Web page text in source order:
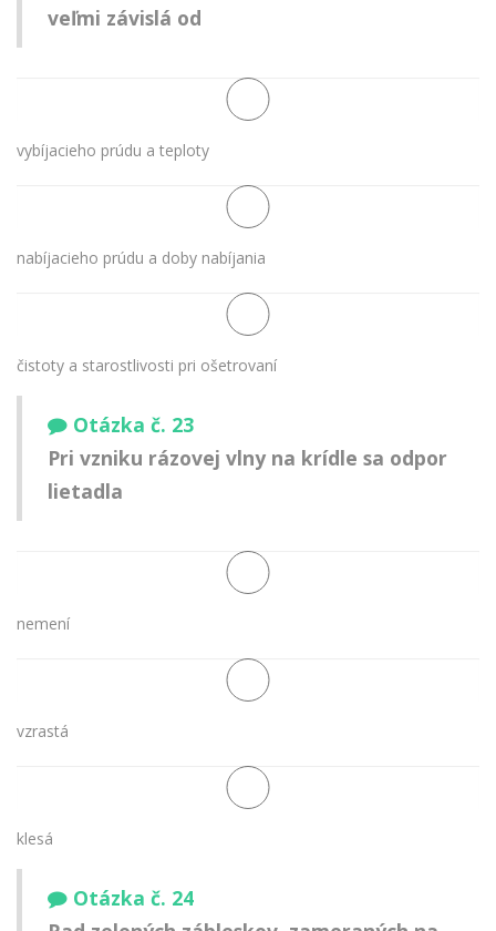
veľmi závislá od
vybíjacieho prúdu a teploty
nabíjacieho prúdu a doby nabíjania
čistoty a starostlivosti pri ošetrovaní
Otázka č. 23
Pri vzniku rázovej vlny na krídle sa odpor
lietadla
nemení
vzrastá
klesá
Otázka č. 24